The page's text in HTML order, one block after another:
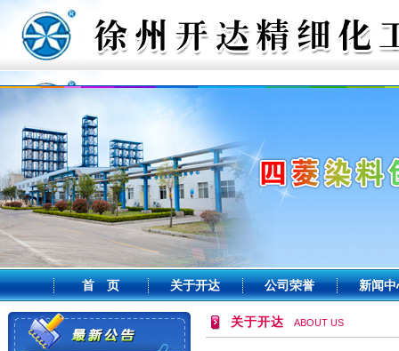
首 页 关于开达 公司荣誉 新闻中
关于开达 ABOUT US
徐州开达精细化工有限公司是从
股份制企业，同时也是国内军用伪
历史，染料年产能力达到10000吨
居国内同行业前列。公司现为中国
位。 公司拥有“江苏省蒽醌型还原
苏省研究生工作站”；先后被授予“